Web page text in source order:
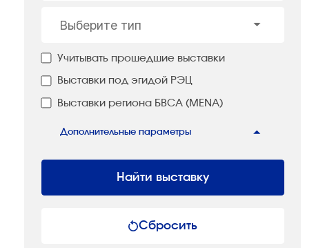
Выберите тип
Учитывать прошедшие выставки
Выставки под эгидой РЭЦ
Выставки региона БВСА (MENA)
Дополнительные параметры
Найти выставку
Сбросить